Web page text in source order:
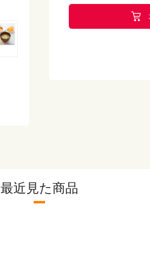
栄養成分表示
最近見た商品